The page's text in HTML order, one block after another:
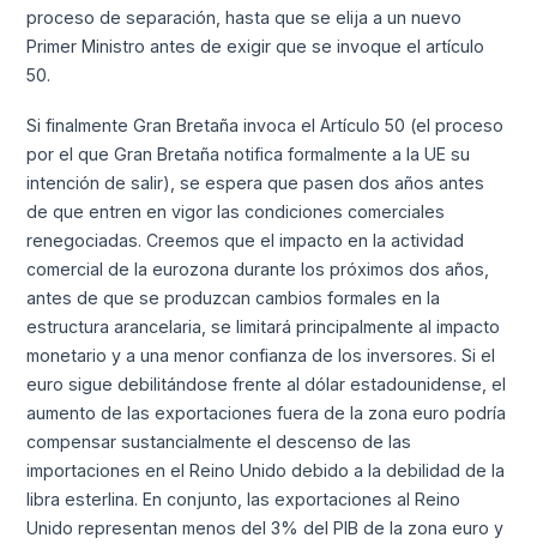
proceso de separación, hasta que se elija a un nuevo
Primer Ministro antes de exigir que se invoque el artículo
50.
Si finalmente Gran Bretaña invoca el Artículo 50 (el proceso
por el que Gran Bretaña notifica formalmente a la UE su
intención de salir), se espera que pasen dos años antes
de que entren en vigor las condiciones comerciales
renegociadas. Creemos que el impacto en la actividad
comercial de la eurozona durante los próximos dos años,
antes de que se produzcan cambios formales en la
estructura arancelaria, se limitará principalmente al impacto
monetario y a una menor confianza de los inversores. Si el
euro sigue debilitándose frente al dólar estadounidense, el
aumento de las exportaciones fuera de la zona euro podría
compensar sustancialmente el descenso de las
importaciones en el Reino Unido debido a la debilidad de la
libra esterlina. En conjunto, las exportaciones al Reino
Unido representan menos del 3% del PIB de la zona euro y